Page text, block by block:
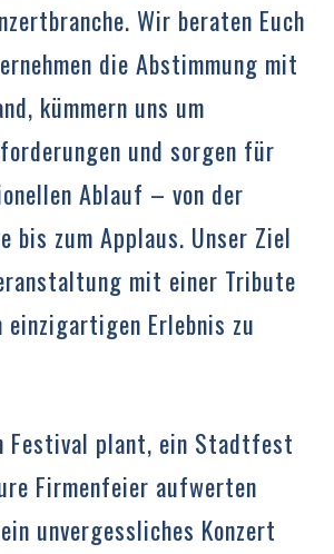
Wir beraten Euch
die Abstimmung mit
kümmern uns um
und sorgen für
Ablauf – von der
bis zum Applaus. Unser Ziel
mit einer Tribute
einzigartigen Erlebnis zu
Festival plant, ein Stadtfest
Firmenfeier aufwerten
unvergessliches Konzert